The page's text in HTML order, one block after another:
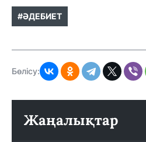
#ӘДЕБИЕТ
Бөлісу:
Жаңалықтар